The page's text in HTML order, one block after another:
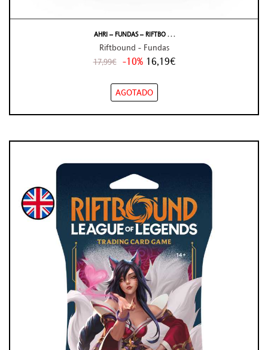
AHRI – FUNDAS – RIFTBO . . .
Riftbound - Fundas
17,99€ -10% 16,19€
AGOTADO